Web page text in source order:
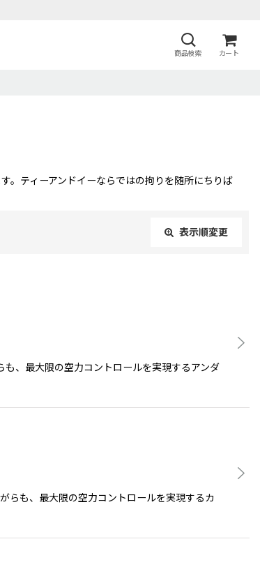
商品検索 カート
。ティーアンドイーならではの拘りを随所にちりば
表示順変更
、最大限の空力コントロールを実現するアンダ
らも、最大限の空力コントロールを実現するカ